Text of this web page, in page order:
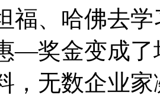
福、哈佛去
—奖金变成了
，无数企业